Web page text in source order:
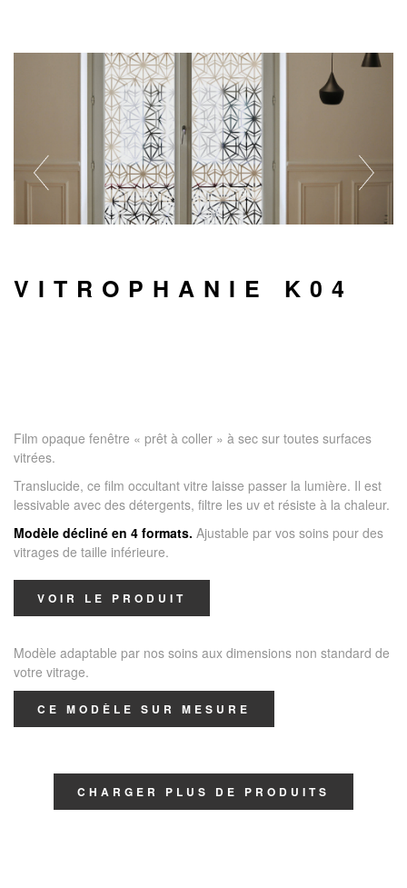
VITROPHANIE K04
Film opaque fenêtre « prêt à coller » à sec sur toutes surfaces
vitrées.
Translucide, ce film occultant vitre laisse passer la lumière. Il est
lessivable avec des détergents, filtre les uv et résiste à la chaleur.
Modèle décliné en 4 formats. Ajustable par vos soins pour des
vitrages de taille inférieure.
VOIR LE PRODUIT
Modèle adaptable par nos soins aux dimensions non standard de
votre vitrage.
CE MODÈLE SUR MESURE
CHARGER PLUS DE PRODUITS